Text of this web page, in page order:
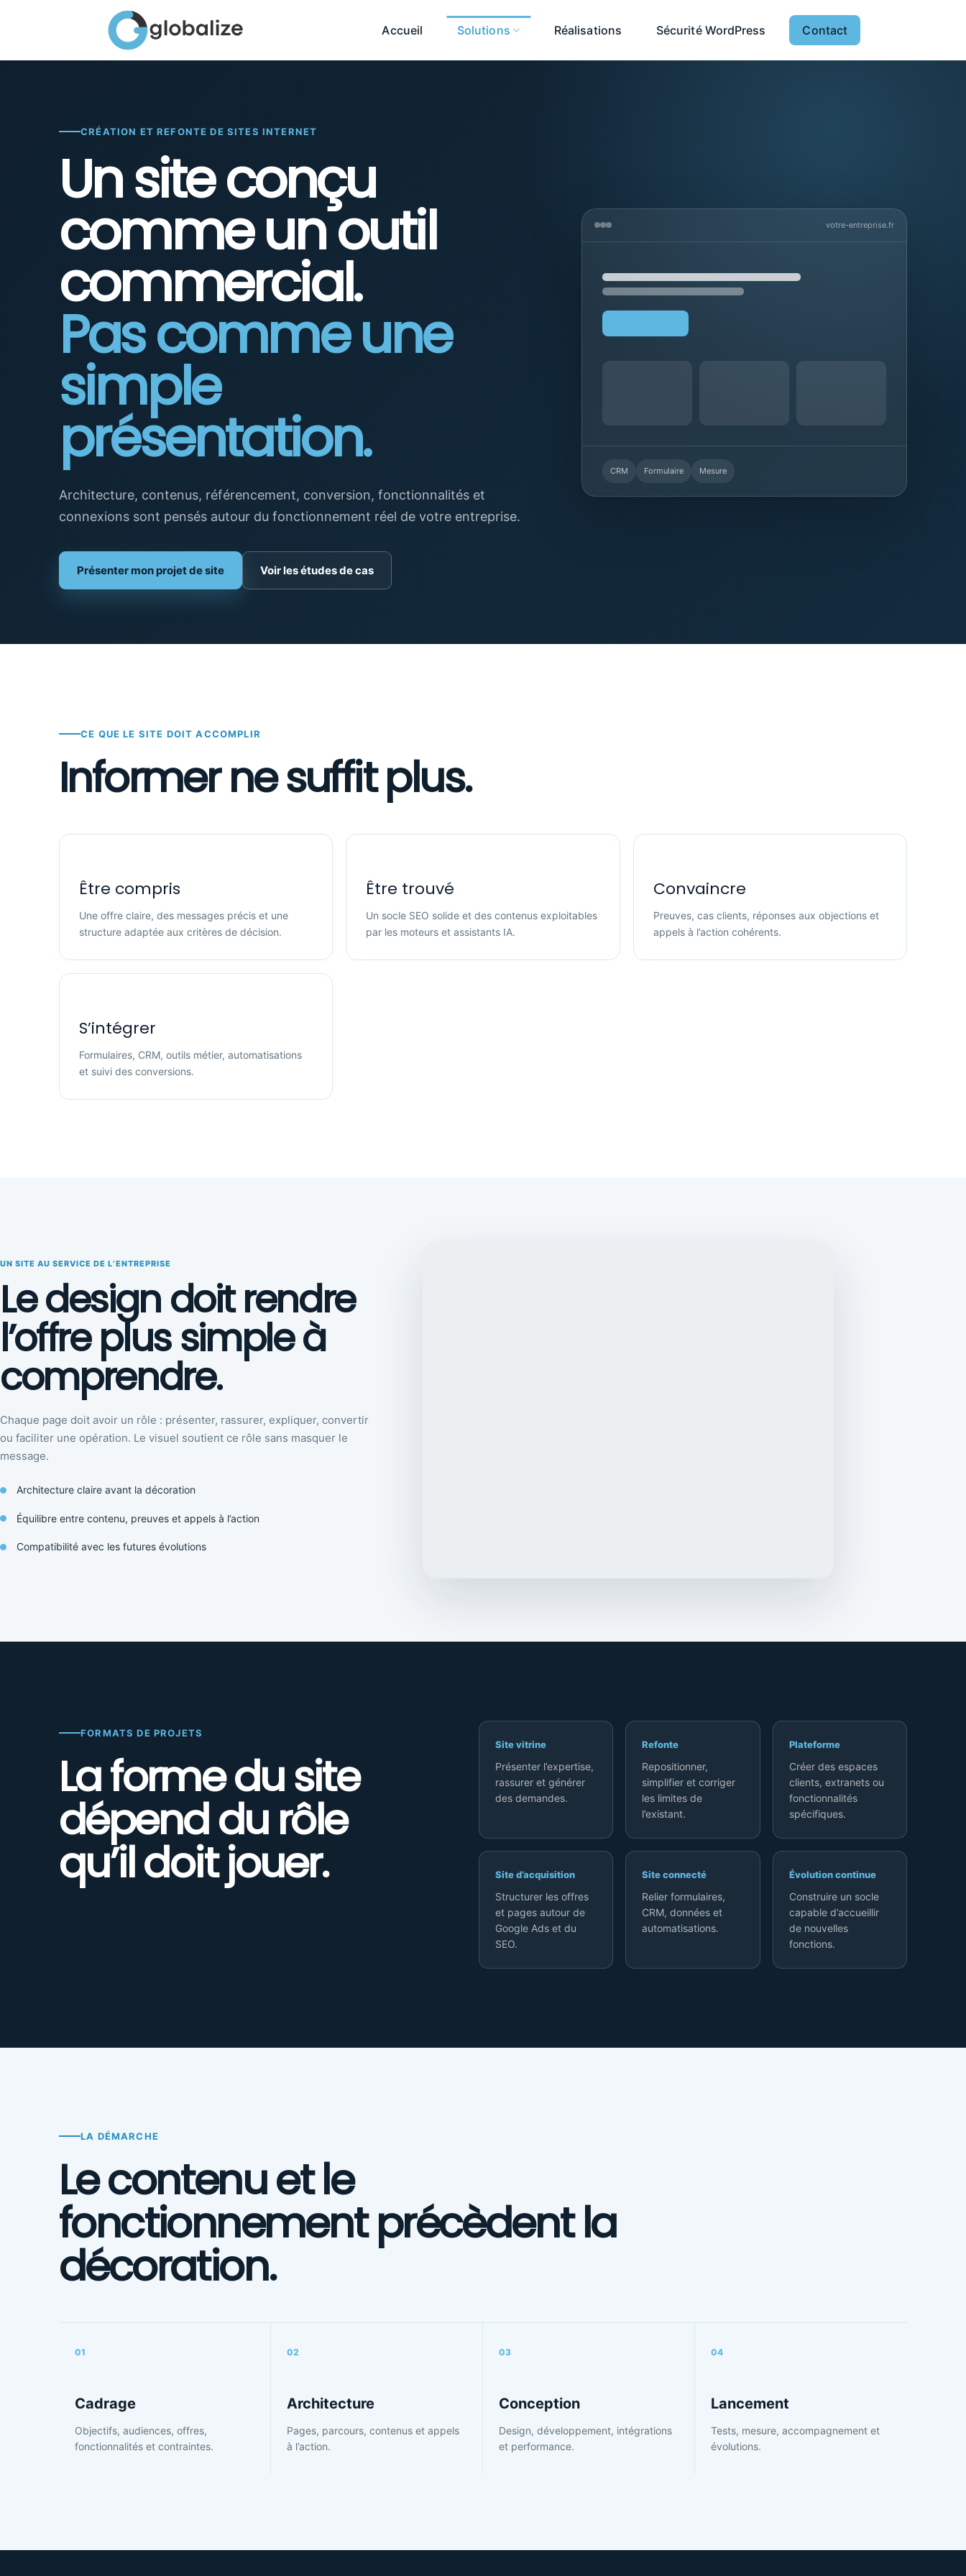
Accueil Solutions Réalisations Sécurité WordPress Contact
CRÉATION ET REFONTE DE SITES INTERNET
Un site conçu
comme un outil
commercial.
Pas comme une
simple
présentation.
Architecture, contenus, référencement, conversion, fonctionnalités et
connexions sont pensés autour du fonctionnement réel de votre entreprise.
Présenter mon projet de site Voir les études de cas
votre-entreprise.fr
CRM Formulaire Mesure
CE QUE LE SITE DOIT ACCOMPLIR
Informer ne suffit plus.
Être compris
Une offre claire, des messages précis et une
structure adaptée aux critères de décision.
Être trouvé
Un socle SEO solide et des contenus exploitables
par les moteurs et assistants IA.
Convaincre
Preuves, cas clients, réponses aux objections et
appels à l’action cohérents.
S’intégrer
Formulaires, CRM, outils métier, automatisations
et suivi des conversions.
UN SITE AU SERVICE DE L’ENTREPRISE
Le design doit rendre
l’offre plus simple à
comprendre.
Chaque page doit avoir un rôle : présenter, rassurer, expliquer, convertir
ou faciliter une opération. Le visuel soutient ce rôle sans masquer le
message.
Architecture claire avant la décoration
Équilibre entre contenu, preuves et appels à l’action
Compatibilité avec les futures évolutions
FORMATS DE PROJETS
La forme du site
dépend du rôle
qu’il doit jouer.
Site vitrine
Présenter l’expertise,
rassurer et générer
des demandes.
Refonte
Repositionner,
simplifier et corriger
les limites de
l’existant.
Plateforme
Créer des espaces
clients, extranets ou
fonctionnalités
spécifiques.
Site d’acquisition
Structurer les offres
et pages autour de
Google Ads et du
SEO.
Site connecté
Relier formulaires,
CRM, données et
automatisations.
Évolution continue
Construire un socle
capable d’accueillir
de nouvelles
fonctions.
LA DÉMARCHE
Le contenu et le
fonctionnement précèdent la
décoration.
01
Cadrage
Objectifs, audiences, offres,
fonctionnalités et contraintes.
02
Architecture
Pages, parcours, contenus et appels
à l’action.
03
Conception
Design, développement, intégrations
et performance.
04
Lancement
Tests, mesure, accompagnement et
évolutions.